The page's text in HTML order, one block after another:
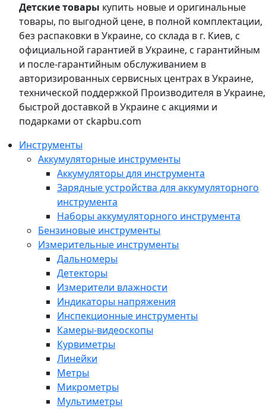
Детские товары купить новые и оригинальные
товары, по выгодной цене, в полной комплектации,
без распаковки в Украине, со склада в г. Киев, с
официальной гарантией в Украине, с гарантийным
и после-гарантийным обслуживанием в
авторизированных сервисных центрах в Украине,
технической поддержкой Производителя в Украине,
быстрой доставкой в Украине с акциями и
подарками от ckapbu.com
Инструменты
Аккумуляторные инструменты
Аккумуляторы для инструмента
Зарядные устройства для аккумуляторного
инструмента
Наборы аккумуляторного инструмента
Бензиновые инструменты
Измерительные инструменты
Дальномеры
Детекторы
Измерители влажности
Индикаторы напряжения
Инспекционные инструменты
Камеры-видеоскопы
Курвиметры
Линейки
Метры
Микрометры
Мультиметры